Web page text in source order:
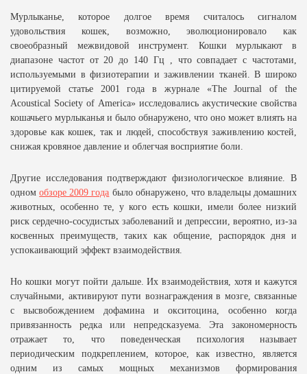
Мурлыканье, которое долгое время считалось сигналом
удовольствия кошек, возможно, эволюционировало как
своеобразный межвидовой инструмент. Кошки мурлыкают в
диапазоне частот от 20 до 140 Гц , что совпадает с частотами,
используемыми в физиотерапии и заживлении тканей. В широко
цитируемой статье 2001 года в журнале «The Journal of the
Acoustical Society of America» исследовались акустические свойства
кошачьего мурлыканья и было обнаружено, что оно может влиять на
здоровье как кошек, так и людей, способствуя заживлению костей,
снижая кровяное давление и облегчая восприятие боли.
Другие исследования подтверждают физиологическое влияние. В
одномобзоре 2009 года было обнаружено, что владельцы домашних
животных, особенно те, у кого есть кошки, имели более низкий
риск сердечно-сосудистых заболеваний и депрессии, вероятно, из-за
косвенных преимуществ, таких как общение, распорядок дня и
успокаивающий эффект взаимодействия.
Но кошки могут пойти дальше. Их взаимодействия, хотя и кажутся
случайными, активируют пути вознаграждения в мозге, связанные
с высвобождением дофамина и окситоцина, особенно когда
привязанность редка или непредсказуема. Эта закономерность
отражает то, что поведенческая психология называет
периодическим подкреплением, которое, как известно, является
одним из самых мощных механизмов формирования